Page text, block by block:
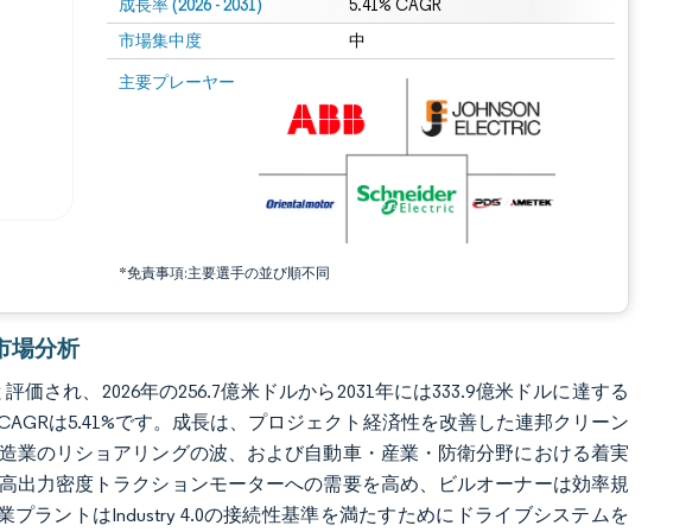
成長率 (2026 - 2031) 5.41% CAGR
市場集中度 中
主要プレーヤー
*免責事項:主要選手の並び順不同
画像 © Mordor Intelligence。再利用にはCC BY 4.0の表示が必要です。
利用にはCC BY 4.0の表示が必要です。
場分析
価され、2026年の256.7億米ドルから2031年には333.9億米ドルに達する
は5.41%です。成長は、プロジェクト経済性を改善した連邦クリーン
業のリショアリングの波、および自動車・産業・防衛分野における着実
出力密度トラクションモーターへの需要を高め、ビルオーナーは効率規
ラントはIndustry 4.0の接続性基準を満たすためにドライブシステムを